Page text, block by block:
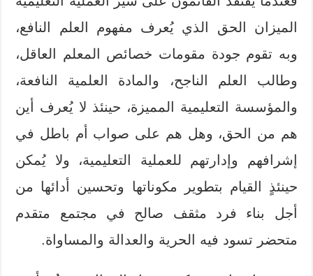
الميزان الحق الذي يُعرف مفهوم العلم النافع،
وبه تقوم جودة مقومات خصائص المعلم العاقل،
وطالب العلم الناجح، والمادة العلمية النافعة،
والمؤسسة التعليمية المميزة، حينئذ لا يُعرف أين
هم من الحق، وهل هم على صواب أم باطل في
إشرافهم وإدارتهم للعملية التعليمية، ولا يُمكن
حينئذٍ القيام بتطوير مكوناتها وتحسين أدائها من
أجل بناء فرد مثقف صالح في مجتمع متقدم
متحضر تسود فيه الحرية والعدالة والمساواة.